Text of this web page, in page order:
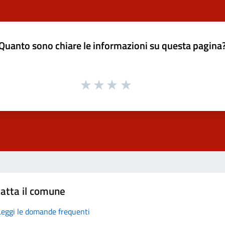
sono chiare le informazioni su questa
il comune
le domande frequenti